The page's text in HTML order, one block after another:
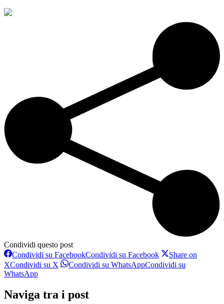
Condividi questo post
Condividi su FacebookCondividi su Facebook
Share on
XCondividi su X Condividi su WhatsAppCondividi su
WhatsApp
Naviga tra i post